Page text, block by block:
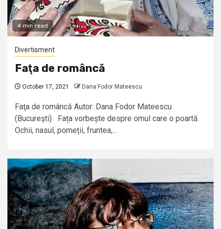
4 min read
Divertisment
Faţa de româncă
October 17, 2021 Dana Fodor Mateescu
Faţa de româncă Autor: Dana Fodor Mateescu
(Bucureşti) Fața vorbește despre omul care o poartă.
Ochii, nasul, pomeții, fruntea,...